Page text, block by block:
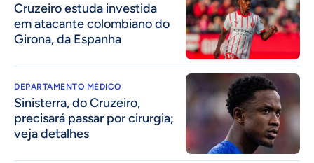
Cruzeiro estuda investida
em atacante colombiano do
Girona, da Espanha
DEPARTAMENTO MÉDICO
Sinisterra, do Cruzeiro,
precisará passar por cirurgia;
veja detalhes